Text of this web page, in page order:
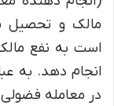
مالک و تحصیل
است به نفع مالک
انجام دهد. به
در معامله